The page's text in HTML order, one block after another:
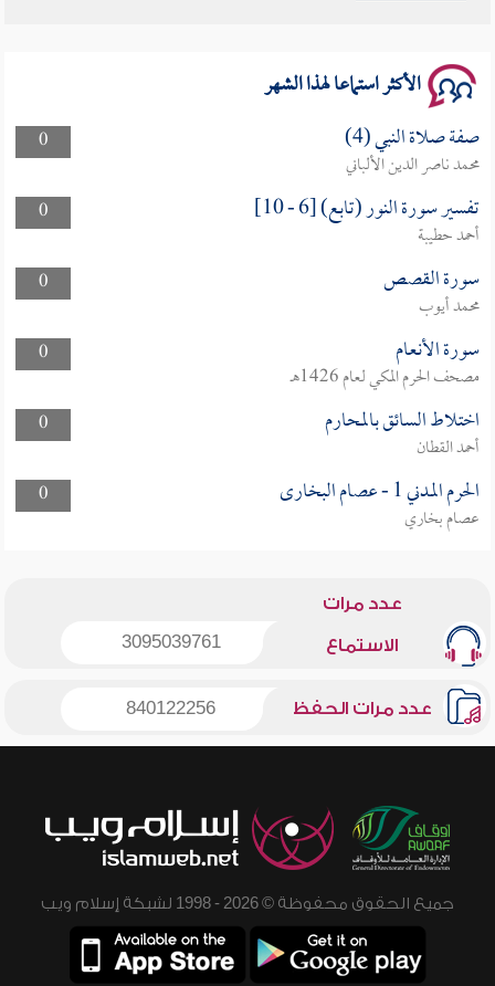
الأكثر استماعا لهذا الشهر
0 صفة صلاة النبي (4)
محمد ناصر الدين الألباني
0
تفسير سورة النور (تابع) [6 - 10]
أحمد حطيبة
0
سورة القصص
محمد أيوب
0
سورة الأنعام
مصحف الحرم المكي لعام 1426هـ
0
اختلاط السائق بالمحارم
أحمد القطان
0
الحرم المدني 1 - عصام البخارى
عصام بخاري
عدد مرات
الاستماع 3095039761
عدد مرات الحفظ 840122256
جميع الحقوق محفوظة © 2026 - 1998 لشبكة إسلام ويب